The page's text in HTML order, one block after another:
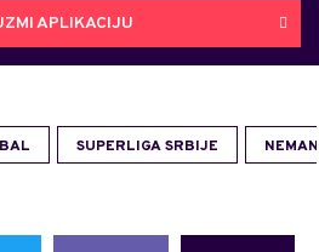
APLIKACIJU
SUPERLIGA SRBIJE